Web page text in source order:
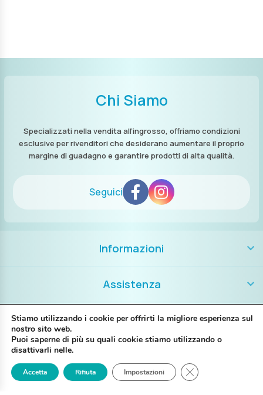
Login Registrati
Chi Siamo
Specializzati nella vendita all’ingrosso, offriamo condizioni
esclusive per rivenditori che desiderano aumentare il proprio
margine di guadagno e garantire prodotti di alta qualità.
Seguici
Informazioni
Assistenza
Contatti
+39 389 8986018
P. IVA IT02697130397
Stiamo utilizzando i cookie per offrirti la migliore esperienza sul
nostro sito web.
Puoi saperne di più su quali cookie stiamo utilizzando o
disattivarli nelle.
Accetta Rifiuta Impostazioni Close GDPR